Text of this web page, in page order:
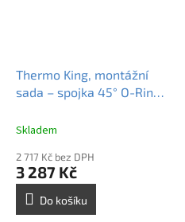
Thermo King, montážní
sada – spojka 45° O-Ring
Skladem
2 717 Kč bez DPH
3 287 Kč
Do košíku